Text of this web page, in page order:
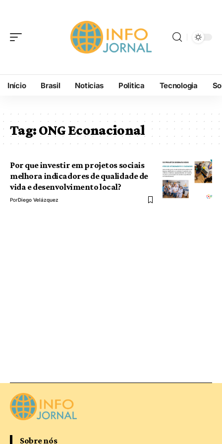
Início Brasil Noticias Politica Tecnologia
Tag:ONG Econacional
Por que investir em projetos sociais
melhora indicadores de qualidade de
vida e desenvolvimento local?
PorDiego Velázquez
Sobre nós